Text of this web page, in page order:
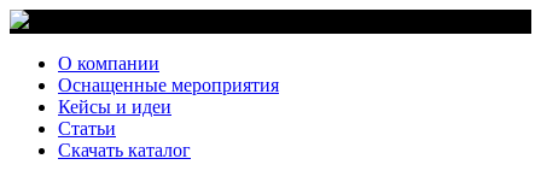
О компании
Оснащенные мероприятия
Кейсы и идеи
Статьи
Скачать каталог